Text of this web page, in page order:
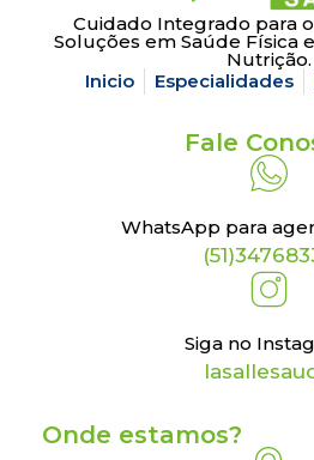
Cuidado Integrado para
Soluções em Saúde Física
Nutrição.
Inicio
Especialidades
Fale
WhatsApp para
Siga no
Onde estamos?